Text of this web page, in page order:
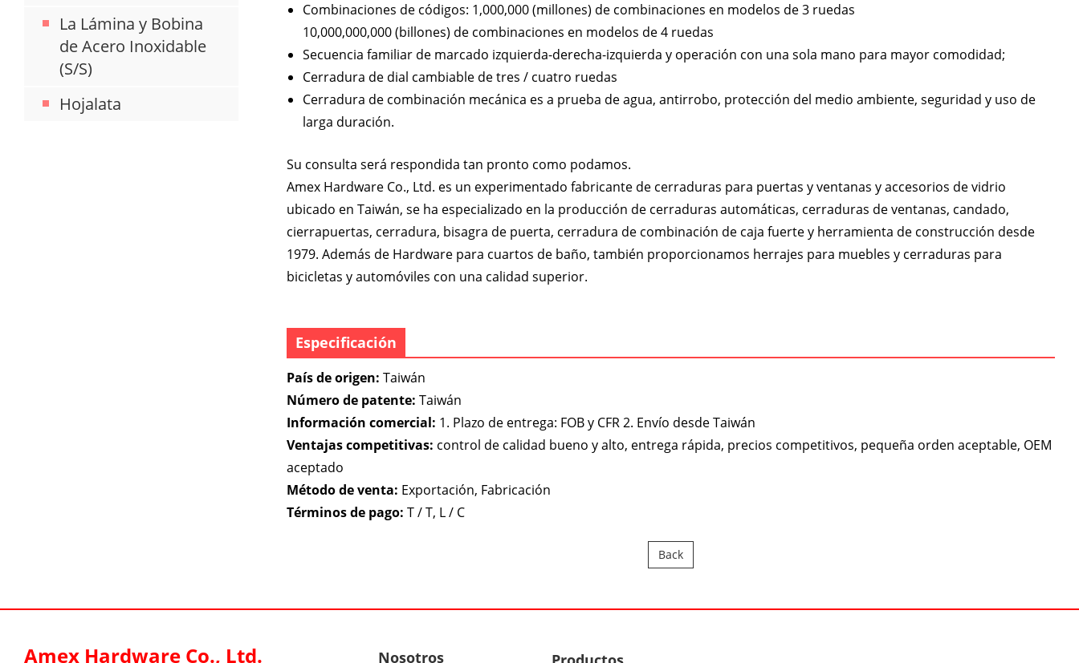
La Lámina y Bobina
de Acero Inoxidable
(S/S)
Hojalata
Combinaciones de códigos: 1,000,000 (millones) de combinaciones en modelos de 3 ruedas
10,000,000,000 (billones) de combinaciones en modelos de 4 ruedas
Secuencia familiar de marcado izquierda-derecha-izquierda y operación con una sola mano para mayor comodidad;
Cerradura de dial cambiable de tres / cuatro ruedas
Cerradura de combinación mecánica es a prueba de agua, antirrobo, protección del medio ambiente, seguridad y uso de
larga duración.
Su consulta será respondida tan pronto como podamos.
Amex Hardware Co., Ltd. es un experimentado fabricante de cerraduras para puertas y ventanas y accesorios de vidrio
ubicado en Taiwán, se ha especializado en la producción de cerraduras automáticas, cerraduras de ventanas, candado,
cierrapuertas, cerradura, bisagra de puerta, cerradura de combinación de caja fuerte y herramienta de construcción desde
1979. Además de Hardware para cuartos de baño, también proporcionamos herrajes para muebles y cerraduras para
bicicletas y automóviles con una calidad superior.
Especificación
País de origen: Taiwán
Número de patente: Taiwán
Información comercial: 1. Plazo de entrega: FOB y CFR 2. Envío desde Taiwán
Ventajas competitivas: control de calidad bueno y alto, entrega rápida, precios competitivos, pequeña orden aceptable, OEM
aceptado
Método de venta: Exportación, Fabricación
Términos de pago: T / T, L / C
Back
Amex Hardware Co., Ltd. Nosotros